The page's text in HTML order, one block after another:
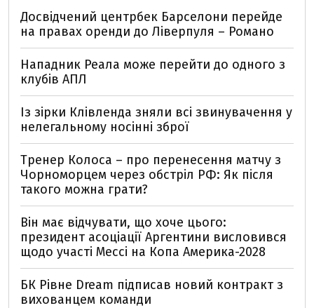
Досвідчений центрбек Барселони перейде
на правах оренди до Ліверпуля – Романо
Нападник Реала може перейти до одного з
клубів АПЛ
Із зірки Клівленда зняли всі звинувачення у
нелегальному носінні зброї
Тренер Колоса – про перенесення матчу з
Чорноморцем через обстріл РФ: Як після
такого можна грати?
Він має відчувати, що хоче цього:
президент асоціації Аргентини висловився
щодо участі Мессі на Копа Америка-2028
БК Рівне Dream підписав новий контракт з
вихованцем команди